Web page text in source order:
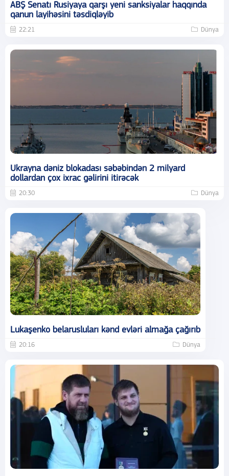
ABŞ Senatı Rusiyaya qarşı yeni sanksiyalar haqqında
qanun layihəsini təsdiqləyib
22:21 Dünya
Ukrayna dəniz blokadası səbəbindən 2 milyard
dollardan çox ixrac gəlirini itirəcək
20:30 Dünya
Lukaşenko belarusluları kənd evləri almağa çağırıb
20:16 Dünya